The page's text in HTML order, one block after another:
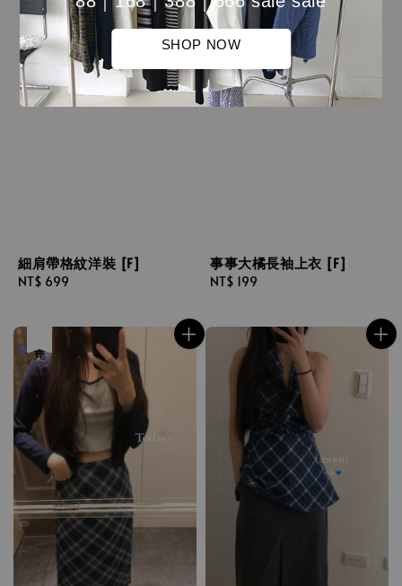
SHOP NOW
細肩帶格紋洋裝 [F]
Regular
NT$ 699
事事大橘長袖上衣 [F]
Regular
NT$ 199